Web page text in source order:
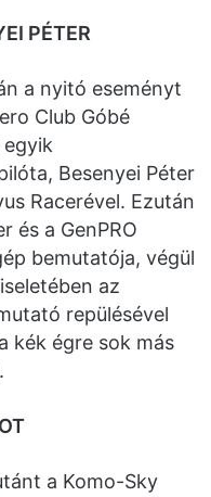
PÉTER
a nyitó eseményt
Club Góbé
Besenyei Péter
Racerével. Ezután
és a GenPRO
bemutatója, végül
az
repülésével
kék égre sok más
a Komo-Sky